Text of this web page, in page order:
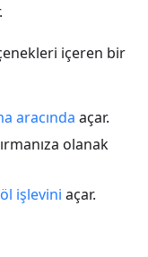
içeren bir
aracında açar.
olanak
işlevini açar.